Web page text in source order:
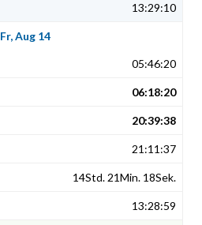
13:29:10
Fr, Aug 14
05:46:20
06:18:20
20:39:38
21:11:37
14Std. 21Min. 18Sek.
13:28:59